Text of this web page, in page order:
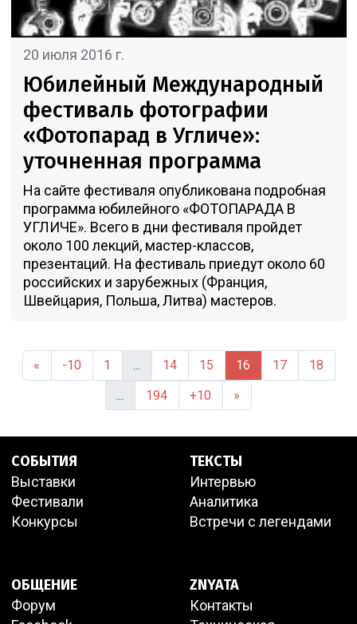
20 июля 2016 г.
Юбилейный Международный
фестиваль фотографии
«Фотопарад в Угличе»:
уточненная программа
На сайте фестиваля опубликована подробная
программа юбилейного «ФОТОПАРАДА В
УГЛИЧЕ». Всего в дни фестиваля пройдет
около 100 лекций, мастер-классов,
презентаций. На фестиваль приедут около 60
российских и зарубежных (Франция,
Швейцария, Польша, Литва) мастеров.
« -10 1 ... 14 15 16 17
18
...
194 +10 »
СОБЫТИЯ
Выставки
Фестивали
Конкурсы
ТЕКСТЫ
Интервью
Аналитика
Встречи с легендами
ОБЩЕНИЕ
Форум
ZNYATA
Контакты